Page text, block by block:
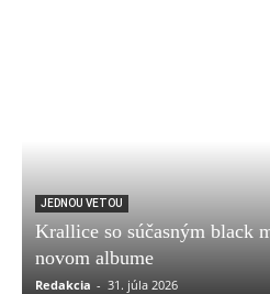
JEDNOU VETOU
Krallice so súčasným black
novom albume
Redakcia - 31. júla 2026